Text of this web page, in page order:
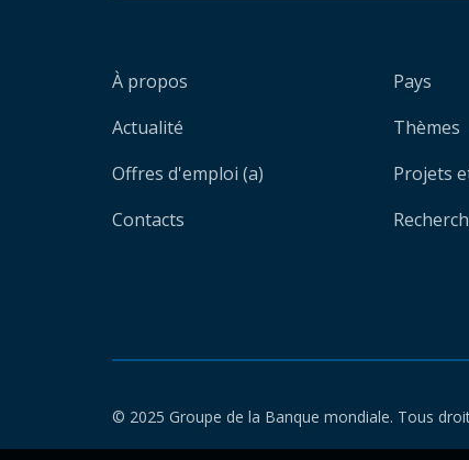
À propos
Actualité
Offres d'emploi (a)
Contacts
Pays
Thèmes
Projets
© 2025 Groupe de la Banque mondiale. Tous